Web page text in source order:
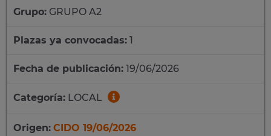
Grupo: GRUPO A2
Plazas ya convocadas: 1
Fecha de publicación: 19/06/2026
Categoría: LOCAL
Origen: CIDO 19/06/2026